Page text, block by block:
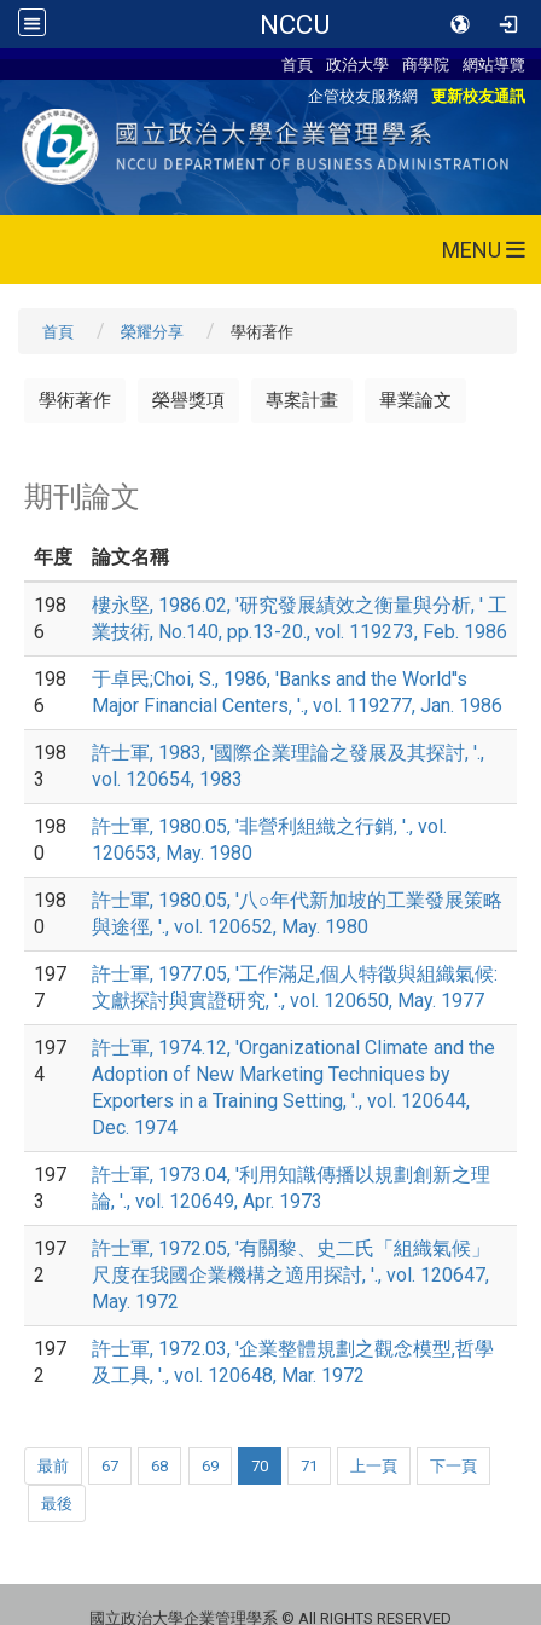
NCCU
首頁 政治大學 商學院
網站導覽
企管校友服務網
更新校友通訊
MENU
首頁 榮耀分享 學術著作
學術著作 榮譽獎項 專案計畫 畢業論文
期刊論文
年度 論文名稱
198
6
樓永堅, 1986.02, '研究發展績效之衡量與分析, ' 工
業技術, No.140, pp.13-20., vol. 119273, Feb. 1986
198
6
于卓民;Choi, S., 1986, 'Banks and the World''s
Major Financial Centers, '., vol. 119277, Jan. 1986
198
3
許士軍, 1983, '國際企業理論之發展及其探討, '.,
vol. 120654, 1983
198
0
許士軍, 1980.05, '非營利組織之行銷, '., vol.
120653, May. 1980
198
0
許士軍, 1980.05, '八○年代新加坡的工業發展策略
與途徑, '., vol. 120652, May. 1980
197
7
許士軍, 1977.05, '工作滿足,個人特徵與組織氣候:
文獻探討與實證研究, '., vol. 120650, May. 1977
197
4
許士軍, 1974.12, 'Organizational Climate and the
Adoption of New Marketing Techniques by
Exporters in a Training Setting, '., vol. 120644,
Dec. 1974
197
3
許士軍, 1973.04, '利用知識傳播以規劃創新之理
論, '., vol. 120649, Apr. 1973
197
2
許士軍, 1972.05, '有關黎、史二氏「組織氣候」
尺度在我國企業機構之適用探討, '., vol. 120647,
May. 1972
197
2
許士軍, 1972.03, '企業整體規劃之觀念模型,哲學
及工具, '., vol. 120648, Mar. 1972
最前 67 68 69 70 71 上一頁 下一頁
最後
國立政治大學企業管理學系 © All RIGHTS RESERVED